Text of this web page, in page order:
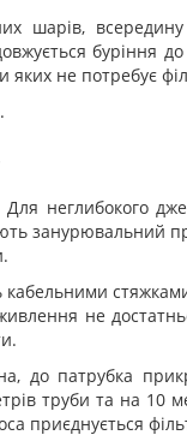
шарів, всередину
буріння до
не потребує
неглибокого
занурювальний
не
до патрубка
труби та на 10
приєднується